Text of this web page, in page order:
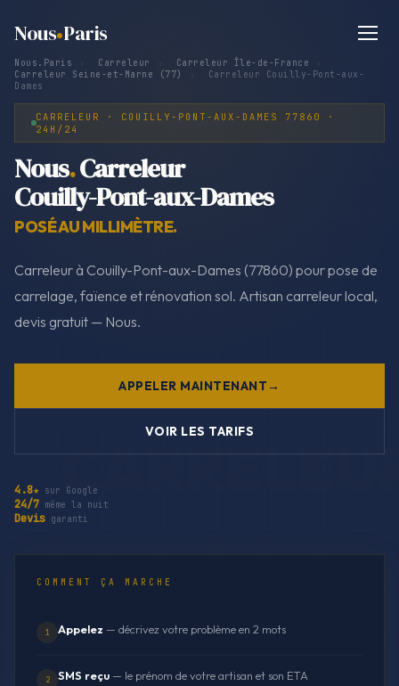
Nous Paris
Nous.Paris Carreleur Carreleur Île-de-France
Carreleur Seine-et-Marne (77)
Carreleur Couilly-Pont-aux-
Dames
CARRELEUR · COUILLY-PONT-AUX-DAMES 77860 ·
24H/24
Nous.Carreleur
Couilly-Pont-aux-Dames
POSÉ AU MILLIMÈTRE.
Carreleur à Couilly-Pont-aux-Dames (77860) pour pose de
carrelage, faïence et rénovation sol. Artisan carreleur local,
devis gratuit — Nous.
APPELER MAINTENANT
VOIR LES TARIFS
4.8★ sur Google
24/7 même la nuit
Devis garanti
COMMENT ÇA MARCHE
1 Appelez — décrivez votre problème en 2 mots
2 SMS reçu — le prénom de votre artisan et son ETA